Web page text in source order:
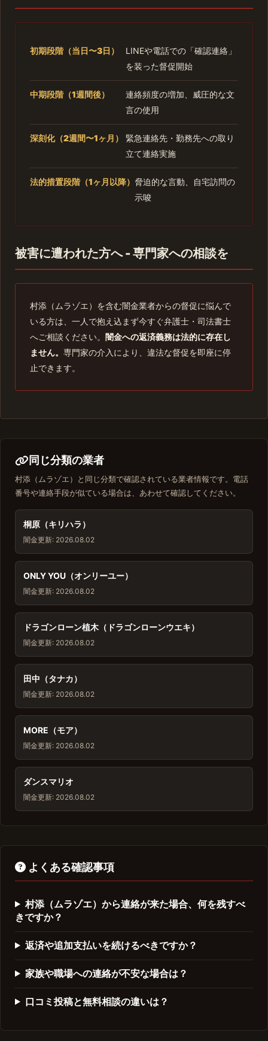
初期段階（当日〜3日）
LINEや電話での「確認連絡」
を装った督促開始
中期段階（1週間後）
連絡頻度の増加、威圧的な文
言の使用
深刻化（2週間〜1ヶ月）
緊急連絡先・勤務先への取り
立て連絡実施
法的措置段階（1ヶ月以降） 脅迫的な言動、自宅訪問の
示唆
被害に遭われた方へ - 専門家への相談を
村添（ムラゾエ）を含む闇金業者からの督促に悩んで
いる方は、一人で抱え込まず今すぐ弁護士・司法書士
へご相談ください。 闇金への返済義務は法的に存在し
ません。 専門家の介入により、違法な督促を即座に停
止できます。
同じ分類の業者
村添（ムラゾエ）と同じ分類で確認されている業者情報です。電話
番号や連絡手段が似ている場合は、あわせて確認してください。
桐原（キリハラ）
闇金更新: 2026.08.02
ONLY YOU（オンリーユー）
闇金更新: 2026.08.02
ドラゴンローン植木（ドラゴンローンウエキ）
闇金更新: 2026.08.02
田中（タナカ）
闇金更新: 2026.08.02
MORE（モア）
闇金更新: 2026.08.02
ダンスマリオ
闇金更新: 2026.08.02
よくある確認事項
村添（ムラゾエ）から連絡が来た場合、何を残すべ
きですか？
返済や追加支払いを続けるべきですか？
家族や職場への連絡が不安な場合は？
口コミ投稿と無料相談の違いは？